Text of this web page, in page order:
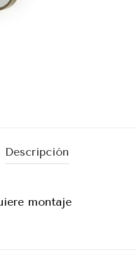
Descripción
montaje